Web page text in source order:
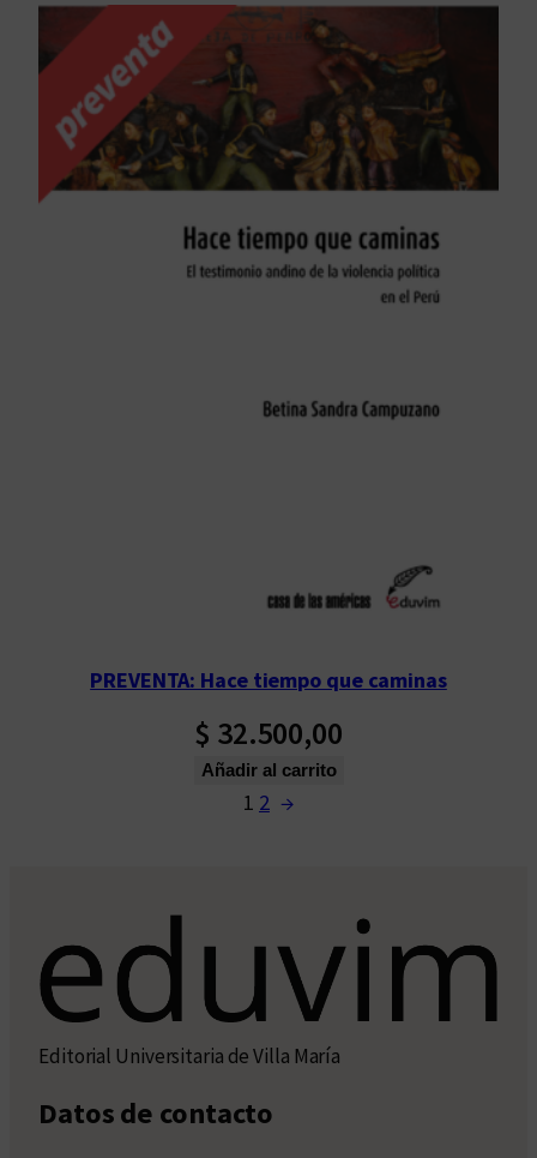
PREVENTA: Hace tiempo que caminas
$ 32.500,00
Añadir al carrito
1 2 →
Editorial Universitaria de Villa María
Datos de contacto